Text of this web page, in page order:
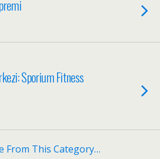
Sporium Fitness
From This Category…